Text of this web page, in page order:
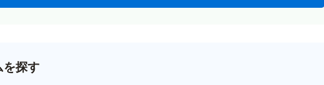
を探す